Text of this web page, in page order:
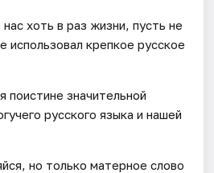
хоть в раз жизни, пусть не
использовал крепкое русское
поистине значительной
русского языка и нашей
но только матерное слово